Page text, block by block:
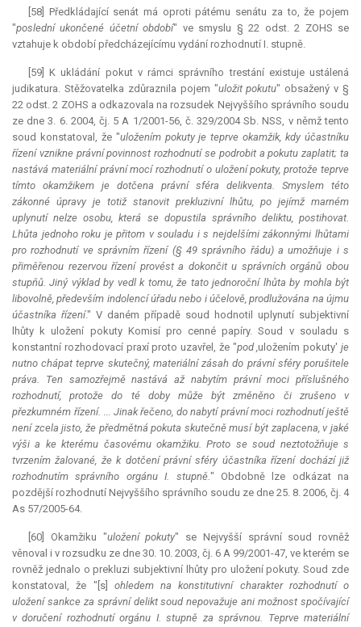
[58] Předkládající senát má oproti pátému senátu za to, že pojem
"poslední ukončené účetní období" ve smyslu § 22 odst. 2 ZOHS se
vztahuje k období předcházejícímu vydání rozhodnutí I. stupně.
[59] K ukládání pokut v rámci správního trestání existuje ustálená
judikatura. Stěžovatelka zdůraznila pojem "uložit pokutu" obsažený v §
22 odst. 2 ZOHS a odkazovala na rozsudek Nejvyššího správního soudu
ze dne 3. 6. 2004, čj. 5 A 1/2001-56, č. 329/2004 Sb. NSS, v němž tento
soud konstatoval, že "uložením pokuty je teprve okamžik, kdy účastníku
řízení vznikne právní povinnost rozhodnutí se podrobit a pokutu zaplatit; ta
nastává materiální právní mocí rozhodnutí o uložení pokuty, protože teprve
tímto okamžikem je dotčena právní sféra delikventa. Smyslem této
zákonné úpravy je totiž stanovit prekluzivní lhůtu, po jejímž marném
uplynutí nelze osobu, která se dopustila správního deliktu, postihovat.
Lhůta jednoho roku je přitom v souladu i s nejdelšími zákonnými lhůtami
pro rozhodnutí ve správním řízení (§ 49 správního řádu) a umožňuje i s
přiměřenou rezervou řízení provést a dokončit u správních orgánů obou
stupňů. Jiný výklad by vedl k tomu, že tato jednoroční lhůta by mohla být
libovolně, především indolencí úřadu nebo i účelově, prodlužována na újmu
účastníka řízení." V daném případě soud hodnotil uplynutí subjektivní
lhůty k uložení pokuty Komisí pro cenné papíry. Soud v souladu s
konstantní rozhodovací praxí proto uzavřel, že "pod ,uložením pokuty'je
nutno chápat teprve skutečný, materiální zásah do právní sféry porušitele
práva. Ten samozřejmě nastává až nabytím právní moci příslušného
rozhodnutí, protože do té doby může být změněno či zrušeno v
přezkumném řízení. ... Jinak řečeno, do nabytí právní moci rozhodnutí ještě
není zcela jisto, že předmětná pokuta skutečně musí být zaplacena, v jaké
výši a ke kterému časovému okamžiku. Proto se soud neztotožňuje s
tvrzením žalované, že k dotčení právní sféry účastníka řízení dochází již
rozhodnutím správního orgánu I. stupně." Obdobně lze odkázat na
pozdější rozhodnutí Nejvyššího správního soudu ze dne 25. 8. 2006, čj. 4
As 57/2005-64.
[60] Okamžiku "uložení pokuty" se Nejvyšší správní soud rovněž
věnoval i v rozsudku ze dne 30. 10. 2003, čj. 6 A 99/2001-47, ve kterém se
rovněž jednalo o prekluzi subjektivní lhůty pro uložení pokuty. Soud zde
konstatoval, že "[s] ohledem nakonstitutivnícharakter rozhodnutí o
uložení sankce za správní delikt soud nepovažuje ani možnost spočívající
v doručení rozhodnutí orgánu I. stupně za správnou. Teprve materiální